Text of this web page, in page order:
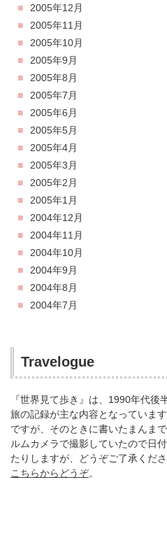
2005年12月
2005年11月
2005年10月
2005年9月
2005年8月
2005年7月
2005年6月
2005年5月
2005年4月
2005年3月
2005年2月
2005年1月
2004年12月
2004年11月
2004年10月
2004年9月
2004年8月
2004年7月
Travelogue
『世界見て歩き』は、1990年代
旅の記録が主な内容となっていま
ですが、そのときに書いたまんま
ルムカメラで撮影していたので日
たりしますが、どうぞご了承くださ
こちらからどうぞ。